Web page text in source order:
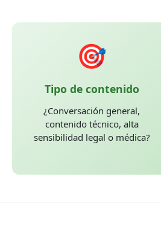
🎯
Tipo de contenido
¿Conversación general,
contenido técnico, alta
sensibilidad legal o médica?